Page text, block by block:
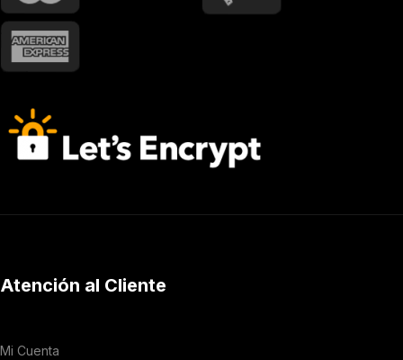
Atención al Cliente
Mi Cuenta